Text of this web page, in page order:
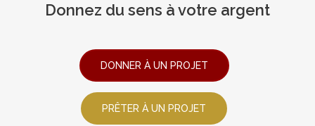
Donnez du sens à votre argent
DONNER À UN PROJET
PRÊTER À UN PROJET